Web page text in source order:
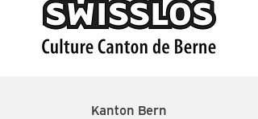
Kanton Bern